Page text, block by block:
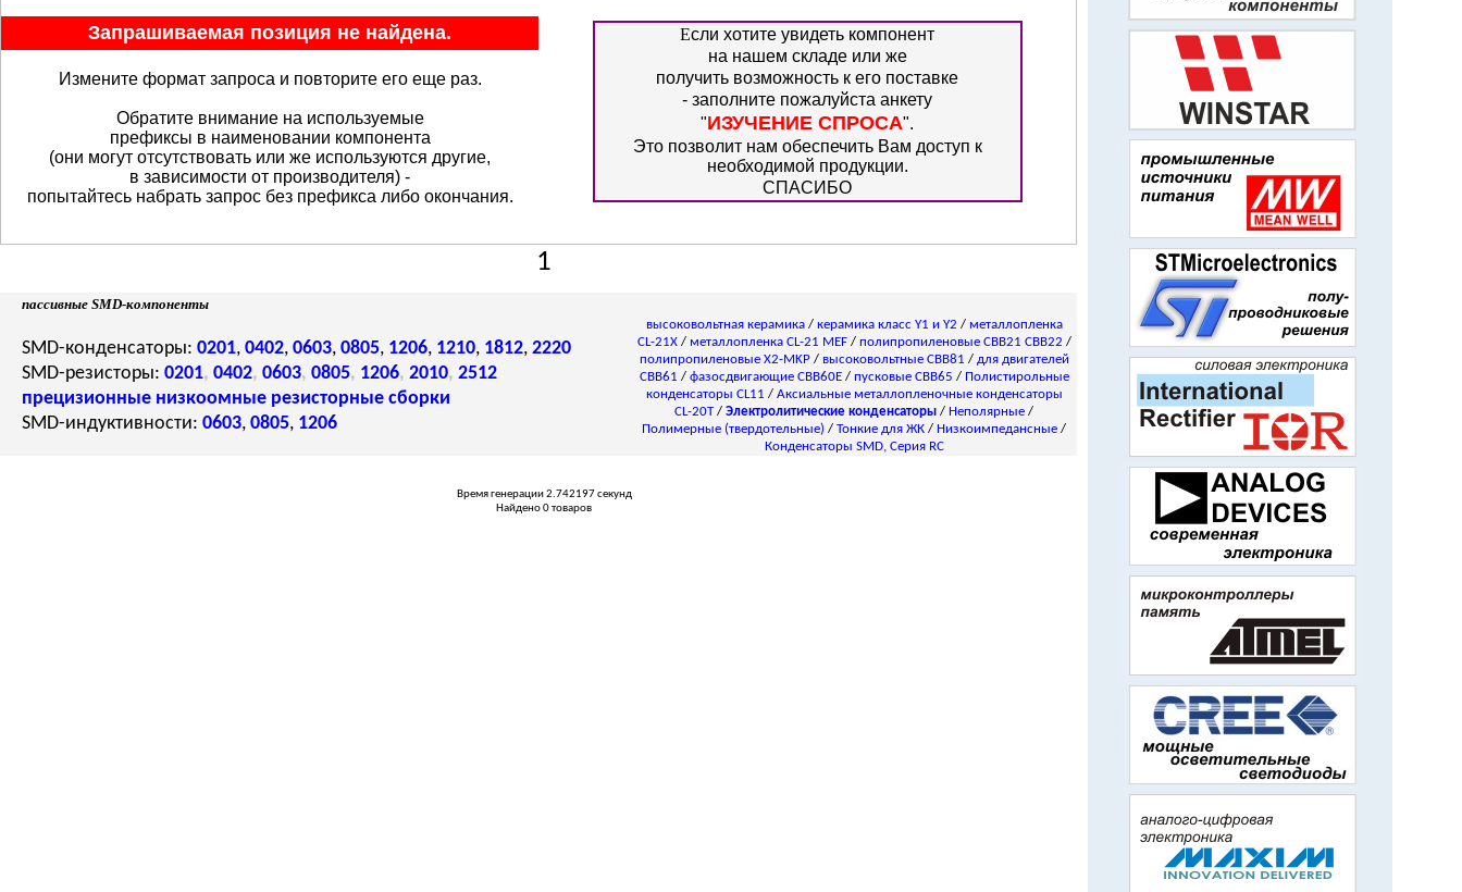
Запрашиваемая позиция не найдена.
Измените формат запроса и повторите его еще раз.
Обратите внимание на используемые
префиксы в наименовании компонента
(они могут отсутствовать или же используются другие,
в зависимости от производителя) -
попытайтесь набрать запрос без префикса либо окончания.
Если хотите увидеть компонент
на нашем складе или же
получить возможность к его поставке
- заполните пожалуйста анкету
"ИЗУЧЕНИЕ СПРОСА".
Это позволит нам обеспечить Вам доступ к
необходимой продукции.
СПАСИБО
1
пассивные SMD-компоненты
SMD-конденсаторы: 0201, 0402, 0603, 0805, 1206, 1210, 1812, 2220
SMD-резисторы: 0201, 0402, 0603, 0805, 1206, 2010, 2512
прецизионные низкоомные резисторные сборки
SMD-индуктивности: 0603, 0805, 1206
высоковольтная керамика/ керамика класс Y1 и Y2 / металлопленка
CL-21X/ металлопленка CL-21 MEF/ полипропиленовые CBB21 CBB22 /
полипропиленовые X2-MKP/ высоковольтные CBB81 / для двигателей
CBB61 / фазосдвигающие CBB60E/ пусковые CBB65 / Полистирольные
конденсаторы СL11 / Аксиальные металлопленочные конденсаторы
CL-20T/ Электролитические конденсаторы / Неполярные /
Полимерные (твердотельные) / Тонкие для ЖК / Низкоимпедансные /
Конденсаторы SMD, Серия RC
Время генерации 2.742197 секунд
Найдено 0 товаров